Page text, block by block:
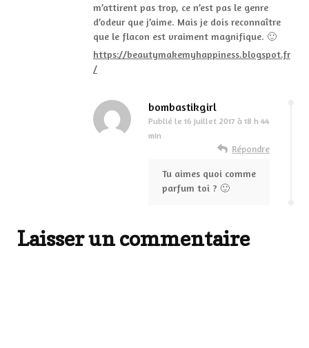
m’attirent pas trop, ce n’est pas le genre
d’odeur que j’aime. Mais je dois reconnaître
que le flacon est vraiment magnifique. 🙂
https://beautymakemyhappiness.blogspot.fr
/
bombastikgirl
Publié le 16 juillet 2017 à 18 h 44
min
Répondre
Tu aimes quoi comme
parfum toi ? 🙂
Laisser un commentaire